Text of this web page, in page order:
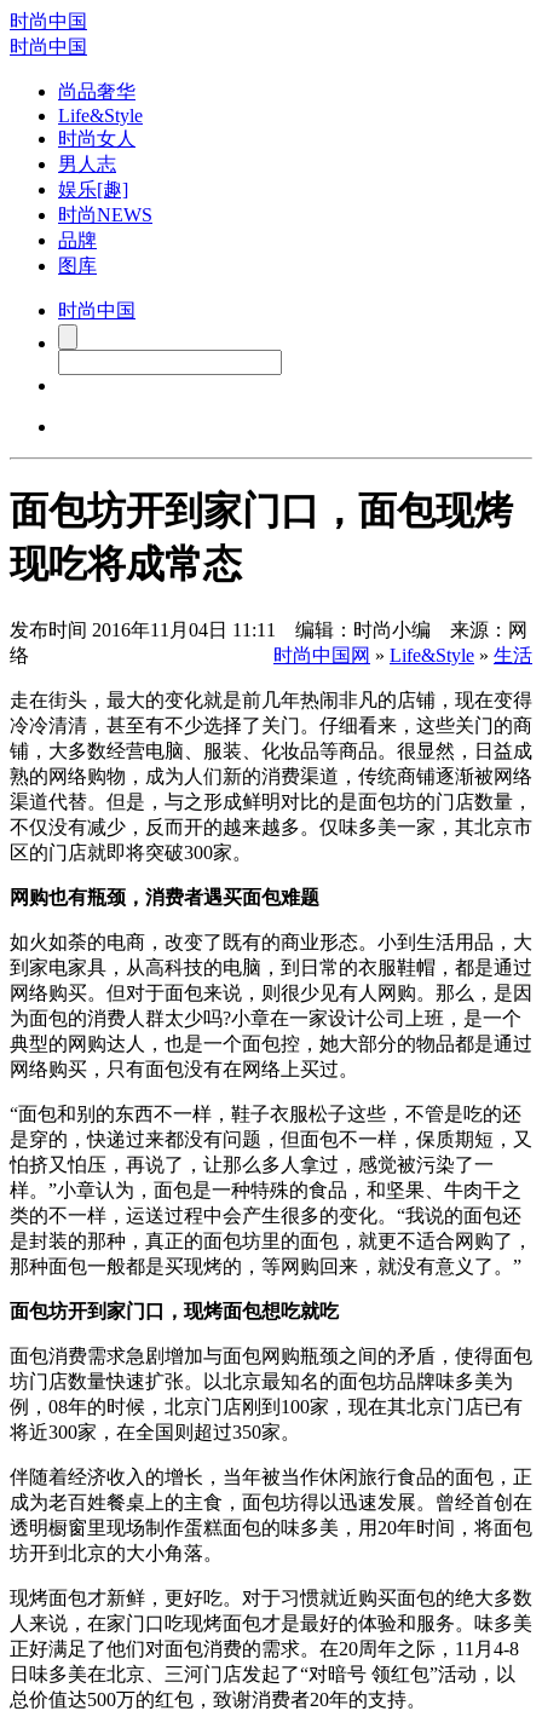
时尚中国
时尚中国
尚品奢华
Life&Style
时尚女人
男人志
娱乐[趣]
时尚NEWS
品牌
图库
时尚中国
面包坊开到家门口，面包现烤
现吃将成常态
发布时间 2016年11月04日 11:11 编辑：时尚小编 来源：网
络
时尚中国网 » Life&Style » 生活
走在街头，最大的变化就是前几年热闹非凡的店铺，现在变得
冷冷清清，甚至有不少选择了关门。仔细看来，这些关门的商
铺，大多数经营电脑、服装、化妆品等商品。很显然，日益成
熟的网络购物，成为人们新的消费渠道，传统商铺逐渐被网络
渠道代替。但是，与之形成鲜明对比的是面包坊的门店数量，
不仅没有减少，反而开的越来越多。仅味多美一家，其北京市
区的门店就即将突破300家。
网购也有瓶颈，消费者遇买面包难题
如火如荼的电商，改变了既有的商业形态。小到生活用品，大
到家电家具，从高科技的电脑，到日常的衣服鞋帽，都是通过
网络购买。但对于面包来说，则很少见有人网购。那么，是因
为面包的消费人群太少吗?小章在一家设计公司上班，是一个
典型的网购达人，也是一个面包控，她大部分的物品都是通过
网络购买，只有面包没有在网络上买过。
“面包和别的东西不一样，鞋子衣服松子这些，不管是吃的还
是穿的，快递过来都没有问题，但面包不一样，保质期短，又
怕挤又怕压，再说了，让那么多人拿过，感觉被污染了一
样。”小章认为，面包是一种特殊的食品，和坚果、牛肉干之
类的不一样，运送过程中会产生很多的变化。“我说的面包还
是封装的那种，真正的面包坊里的面包，就更不适合网购了，
那种面包一般都是买现烤的，等网购回来，就没有意义了。”
面包坊开到家门口，现烤面包想吃就吃
面包消费需求急剧增加与面包网购瓶颈之间的矛盾，使得面包
坊门店数量快速扩张。以北京最知名的面包坊品牌味多美为
例，08年的时候，北京门店刚到100家，现在其北京门店已有
将近300家，在全国则超过350家。
伴随着经济收入的增长，当年被当作休闲旅行食品的面包，正
成为老百姓餐桌上的主食，面包坊得以迅速发展。曾经首创在
透明橱窗里现场制作蛋糕面包的味多美，用20年时间，将面包
坊开到北京的大小角落。
现烤面包才新鲜，更好吃。对于习惯就近购买面包的绝大多数
人来说，在家门口吃现烤面包才是最好的体验和服务。味多美
正好满足了他们对面包消费的需求。在20周年之际，11月4-8
日味多美在北京、三河门店发起了“对暗号 领红包”活动，以
总价值达500万的红包，致谢消费者20年的支持。